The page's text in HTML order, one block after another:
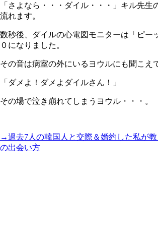
「さよなら・・・ダイル・・・」キル先生
流れます。
数秒後、ダイルの心電図モニターは「ピー
０になりました。
その音は病室の外にいるヨウルにも聞こえ
「ダメよ！ダメよダイルさん！」
その場で泣き崩れてしまうヨウル・・・。
→過去7人の韓国人と交際＆婚約した私が
の出会い方